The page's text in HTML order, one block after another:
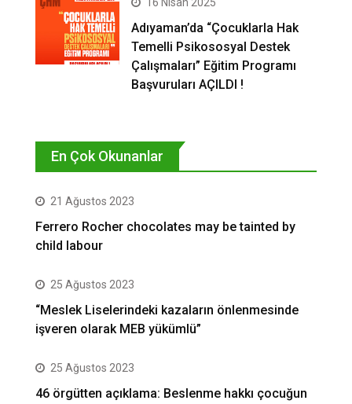
16 Nisan 2025
Adıyaman’da “Çocuklarla Hak
Temelli Psikososyal Destek
Çalışmaları” Eğitim Programı
Başvuruları AÇILDI !
En Çok Okunanlar
21 Ağustos 2023
Ferrero Rocher chocolates may be tainted by
child labour
25 Ağustos 2023
“Meslek Liselerindeki kazaların önlenmesinde
işveren olarak MEB yükümlü”
25 Ağustos 2023
46 örgütten açıklama: Beslenme hakkı çocuğun